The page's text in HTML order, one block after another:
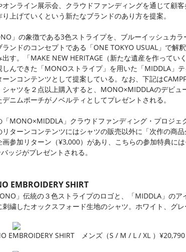
オンライン展示会、クラウドファンディングを通じて顧
り上げていくという新たなブランドのあり方を提案。
」の象徴である3色ストライプを、ブルーイッシュカ
ランドのコンセプトである「ONE TOKYO USUAL」で解
出す。「MAKE NEW HERITAGE（新たな遺産を作って
しんできた「MONOストライプ」を用いた「MIDDLA」
ーンコンテンツとして提案している。なお、下記は
シャツを２点以上購入すると、MONO×MIDDLAのデビ
デニムポーチがノベルティとしてプレゼントされる。
「MONO×MIDDLA」クラウドファンディング・プロジェ
リターンコンテンツにはシャツの販売以外に「次作の商
画参加リターン（¥3,000）があり、こちらの参加特典に
ッジがプレゼントされる。
EMBROIDERY SHIRT
」伝統の３色ストライプのロゴと、「MIDDLA」の
刺繍したオックスフォード生地のシャツ。ホワイト、グレ
EMBROIDERY SHIRT メンズ（S / M / L / XL ）¥20,790